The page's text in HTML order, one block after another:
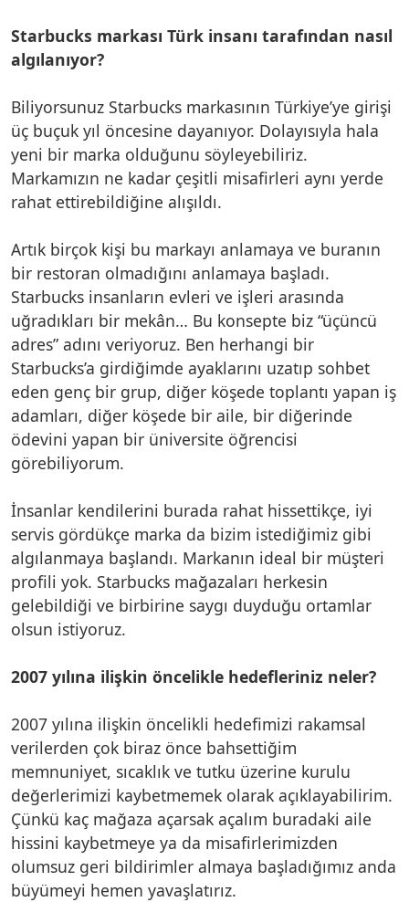
Starbucks markası Türk insanı tarafından nasıl
algılanıyor?
Biliyorsunuz Starbucks markasının Türkiye’ye girişi
üç buçuk yıl öncesine dayanıyor. Dolayısıyla hala
yeni bir marka olduğunu söyleyebiliriz.
Markamızın ne kadar çeşitli misafirleri aynı yerde
rahat ettirebildiğine alışıldı.
Artık birçok kişi bu markayı anlamaya ve buranın
bir restoran olmadığını anlamaya başladı.
Starbucks insanların evleri ve işleri arasında
uğradıkları bir mekân… Bu konsepte biz “üçüncü
adres” adını veriyoruz. Ben herhangi bir
Starbucks’a girdiğimde ayaklarını uzatıp sohbet
eden genç bir grup, diğer köşede toplantı yapan iş
adamları, diğer köşede bir aile, bir diğerinde
ödevini yapan bir üniversite öğrencisi
görebiliyorum.
İnsanlar kendilerini burada rahat hissettikçe, iyi
servis gördükçe marka da bizim istediğimiz gibi
algılanmaya başlandı. Markanın ideal bir müşteri
profili yok. Starbucks mağazaları herkesin
gelebildiği ve birbirine saygı duyduğu ortamlar
olsun istiyoruz.
2007 yılına ilişkin öncelikle hedefleriniz neler?
2007 yılına ilişkin öncelikli hedefimizi rakamsal
verilerden çok biraz önce bahsettiğim
memnuniyet, sıcaklık ve tutku üzerine kurulu
değerlerimizi kaybetmemek olarak açıklayabilirim.
Çünkü kaç mağaza açarsak açalım buradaki aile
hissini kaybetmeye ya da misafirlerimizden
olumsuz geri bildirimler almaya başladığımız anda
büyümeyi hemen yavaşlatırız.